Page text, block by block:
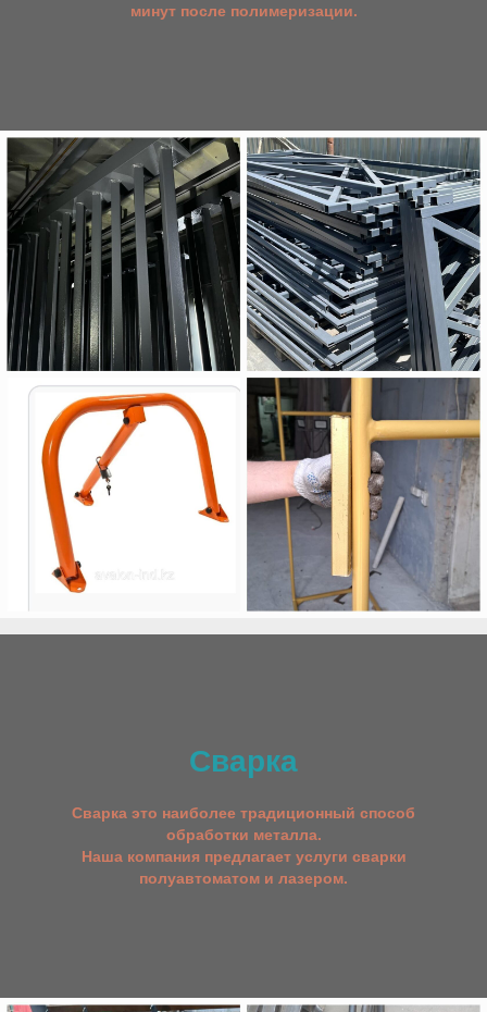
минут после полимеризации.
Сварка
Сварка это наиболее традиционный способ
обработки металла.
Наша компания предлагает услуги сварки
полуавтоматом и лазером.